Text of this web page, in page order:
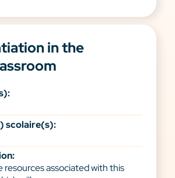
in the
scolaire(s):
resources associated with this